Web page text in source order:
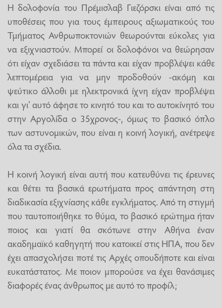
Η δολοφονία του Πρέμισλαβ Γιεζόρσκι είναι από τις
υποθέσεις που για τους έμπειρους αξιωματικούς του
Τμήματος Ανθρωποκτονιών θεωρούνται εύκολες για
να εξιχνιαστούν. Μπορεί οι δολοφόνοι να θεώρησαν
ότι είχαν σχεδιάσει τα πάντα και είχαν προβλέψει κάθε
λεπτομέρεια για να μην προδοθούν -ακόμη και
ψεύτικο άλλοθι με ηλεκτρονικά ίχνη είχαν προβλέψει
και γι’ αυτό άφησε το κινητό του και το αυτοκίνητό του
στην Αργολίδα ο 35χρονος-, όμως το βασικό όπλο
των αστυνομικών, που είναι η κοινή λογική, ανέτρεψε
όλα τα σχέδια.
Η κοινή λογική είναι αυτή που κατευθύνει τις έρευνες
και θέτει τα βασικά ερωτήματα προς απάντηση στη
διαδικασία εξιχνίασης κάθε εγκλήματος. Από τη στιγμή
που ταυτοποιήθηκε το θύμα, το βασικό ερώτημα ήταν
ποιος και γιατί θα σκότωνε στην Αθήνα έναν
ακαδημαϊκό καθηγητή που κατοικεί στις ΗΠΑ, που δεν
έχει απασχολήσει ποτέ τις Αρχές οπουδήποτε και είναι
ευκατάστατος. Με ποιον μπορούσε να έχει θανάσιμες
διαφορές ένας άνθρωπος με αυτό το προφίλ;